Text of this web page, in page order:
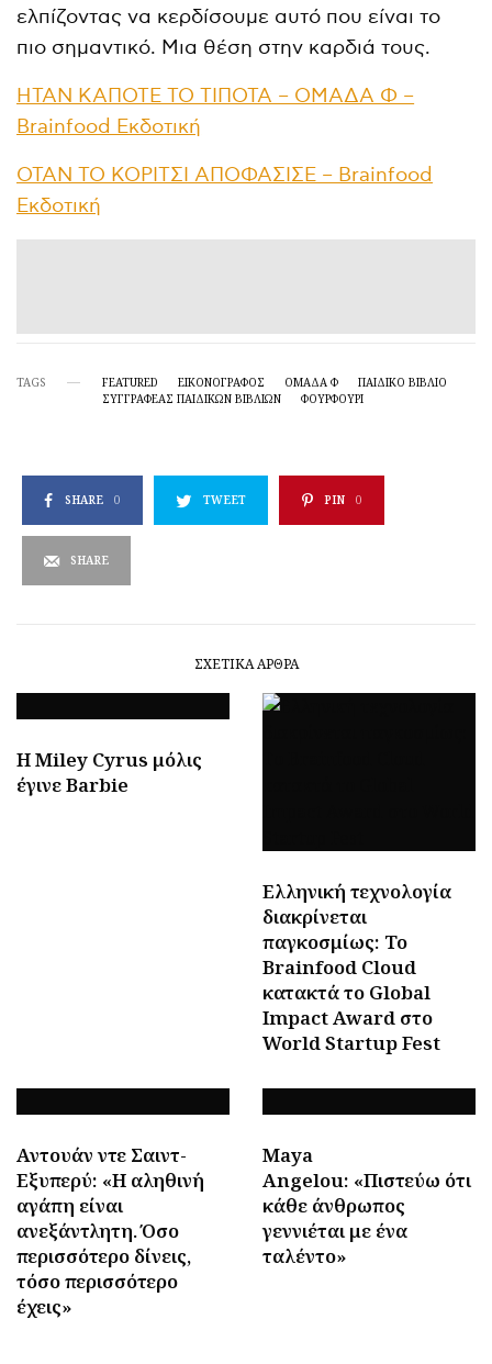
ελπίζοντας να κερδίσουμε αυτό που είναι το
πιο σημαντικό. Μια θέση στην καρδιά τους.
ΗΤΑΝ ΚΑΠΟΤΕ ΤΟ ΤΙΠΟΤΑ – OΜΑΔΑ Φ –
Brainfood Εκδοτική
ΟΤΑΝ ΤΟ ΚΟΡΙΤΣΙ ΑΠΟΦΑΣΙΣΕ – Brainfood
Εκδοτική
TAGS FEATURED ΕΙΚΟΝΟΓΡΆΦΟΣ ΟΜΆΔΑ Φ
ΠΑΙΔΙΚΌ ΒΙΒΛΊΟ
ΣΥΓΓΡΑΦΈΑΣ ΠΑΙΔΙΚΏΝ ΒΙΒΛΊΩΝ
ΦΟΥΡΦΟΥΡΙ
SHARE 0 TWEET PIN 0
SHARE
ΣΧΕΤΙΚΆ ΆΡΘΡΑ
H Miley Cyrus μόλις
έγινε Barbie
Ελληνική τεχνολογία
διακρίνεται
παγκοσμίως: Το
Brainfood Cloud
κατακτά το Global
Impact Award στο
World Startup Fest
Αντουάν ντε Σαιντ-
Εξυπερύ: «Η αληθινή
αγάπη είναι
ανεξάντλητη. Όσο
περισσότερο δίνεις,
τόσο περισσότερο
έχεις»
Maya
Angelou: «Πιστεύω ότι
κάθε άνθρωπος
γεννιέται με ένα
ταλέντο»